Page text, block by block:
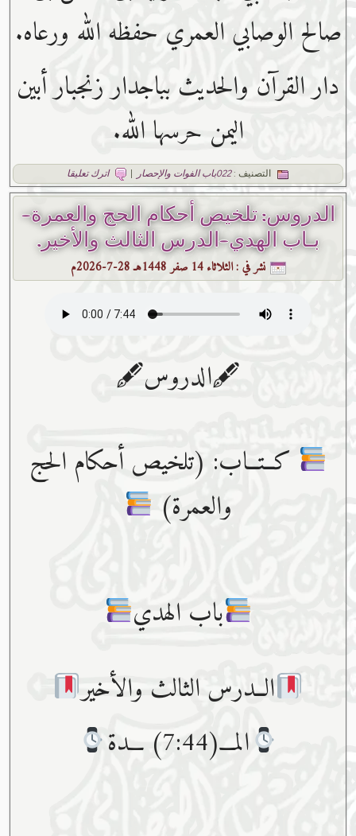
صالح الوصابي العمري حفظه ﷲ ورعاه.
دار القرآن والحديث بباجدار زنجبار أبين
اليمن حرسها الله.
التصنيف :022باب الفوات والإحصار | اترك تعليقا
الدروس: تلخيص أحكام الحج والعمرة-
بـاب الهدي-الدرس الثالث والأخير.
نشر في :الثلاثاء 14 صفر 1448هـ 28-7-2026م
🖋الدروس🖋
كــتــاب: (تلخيص أحكام الحج
والعمرة)
باب الهدي
الــدرس الثالث والأخير
المـــ(7:44) ـــدة